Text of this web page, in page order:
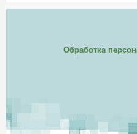
Обработка